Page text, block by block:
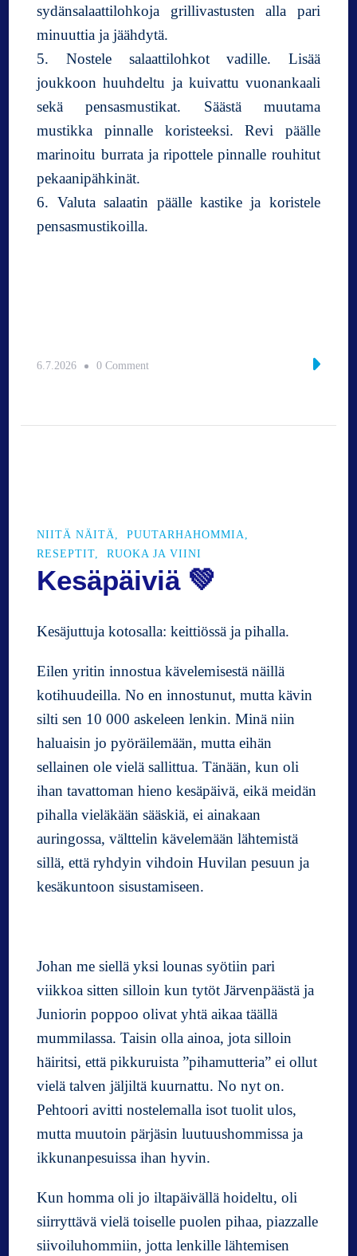
sydänsalaattilohkoja grillivastusten alla pari
minuuttia ja jäähdytä.
5. Nostele salaattilohkot vadille. Lisää
joukkoon huuhdeltu ja kuivattu vuonankaali
sekä pensasmustikat. Säästä muutama
mustikka pinnalle koristeeksi. Revi päälle
marinoitu burrata ja ripottele pinnalle rouhitut
pekaanipähkinät.
6. Valuta salaatin päälle kastike ja koristele
pensasmustikoilla.
6.7.2026 0 Commento
a
a
i
o
n
l
p
p
u
NIITÄ NÄITÄ
PUUTARHAHOMMIA
RESEPTIT
RUOKA JA VIINI
Kesäpäiviä 💚
Kesäjuttuja kotosalla: keittiössä ja pihalla.
Eilen yritin innostua kävelemisestä näillä
kotihuudeilla. No en innostunut, mutta kävin
silti sen 10 000 askeleen lenkin. Minä niin
haluaisin jo pyöräilemään, mutta eihän
sellainen ole vielä sallittua. Tänään, kun oli
ihan tavattoman hieno kesäpäivä, eikä meidän
pihalla vieläkään sääskiä, ei ainakaan
auringossa, välttelin kävelemään lähtemistä
sillä, että ryhdyin vihdoin Huvilan pesuun ja
kesäkuntoon sisustamiseen.
Johan me siellä yksi lounas syötiin pari
viikkoa sitten silloin kun tytöt Järvenpäästä ja
Juniorin poppoo olivat yhtä aikaa täällä
mummilassa. Taisin olla ainoa, jota silloin
häiritsi, että pikkuruista ”pihamutteria” ei ollut
vielä talven jäljiltä kuurnattu. No nyt on.
Pehtoori avitti nostelemalla isot tuolit ulos,
mutta muutoin pärjäsin luutuushommissa ja
ikkunanpesuissa ihan hyvin.
Kun homma oli jo iltapäivällä hoideltu, oli
siirryttävä vielä toiselle puolen pihaa, piazzalle
siivoiluhommiin, jotta lenkille lähtemisen